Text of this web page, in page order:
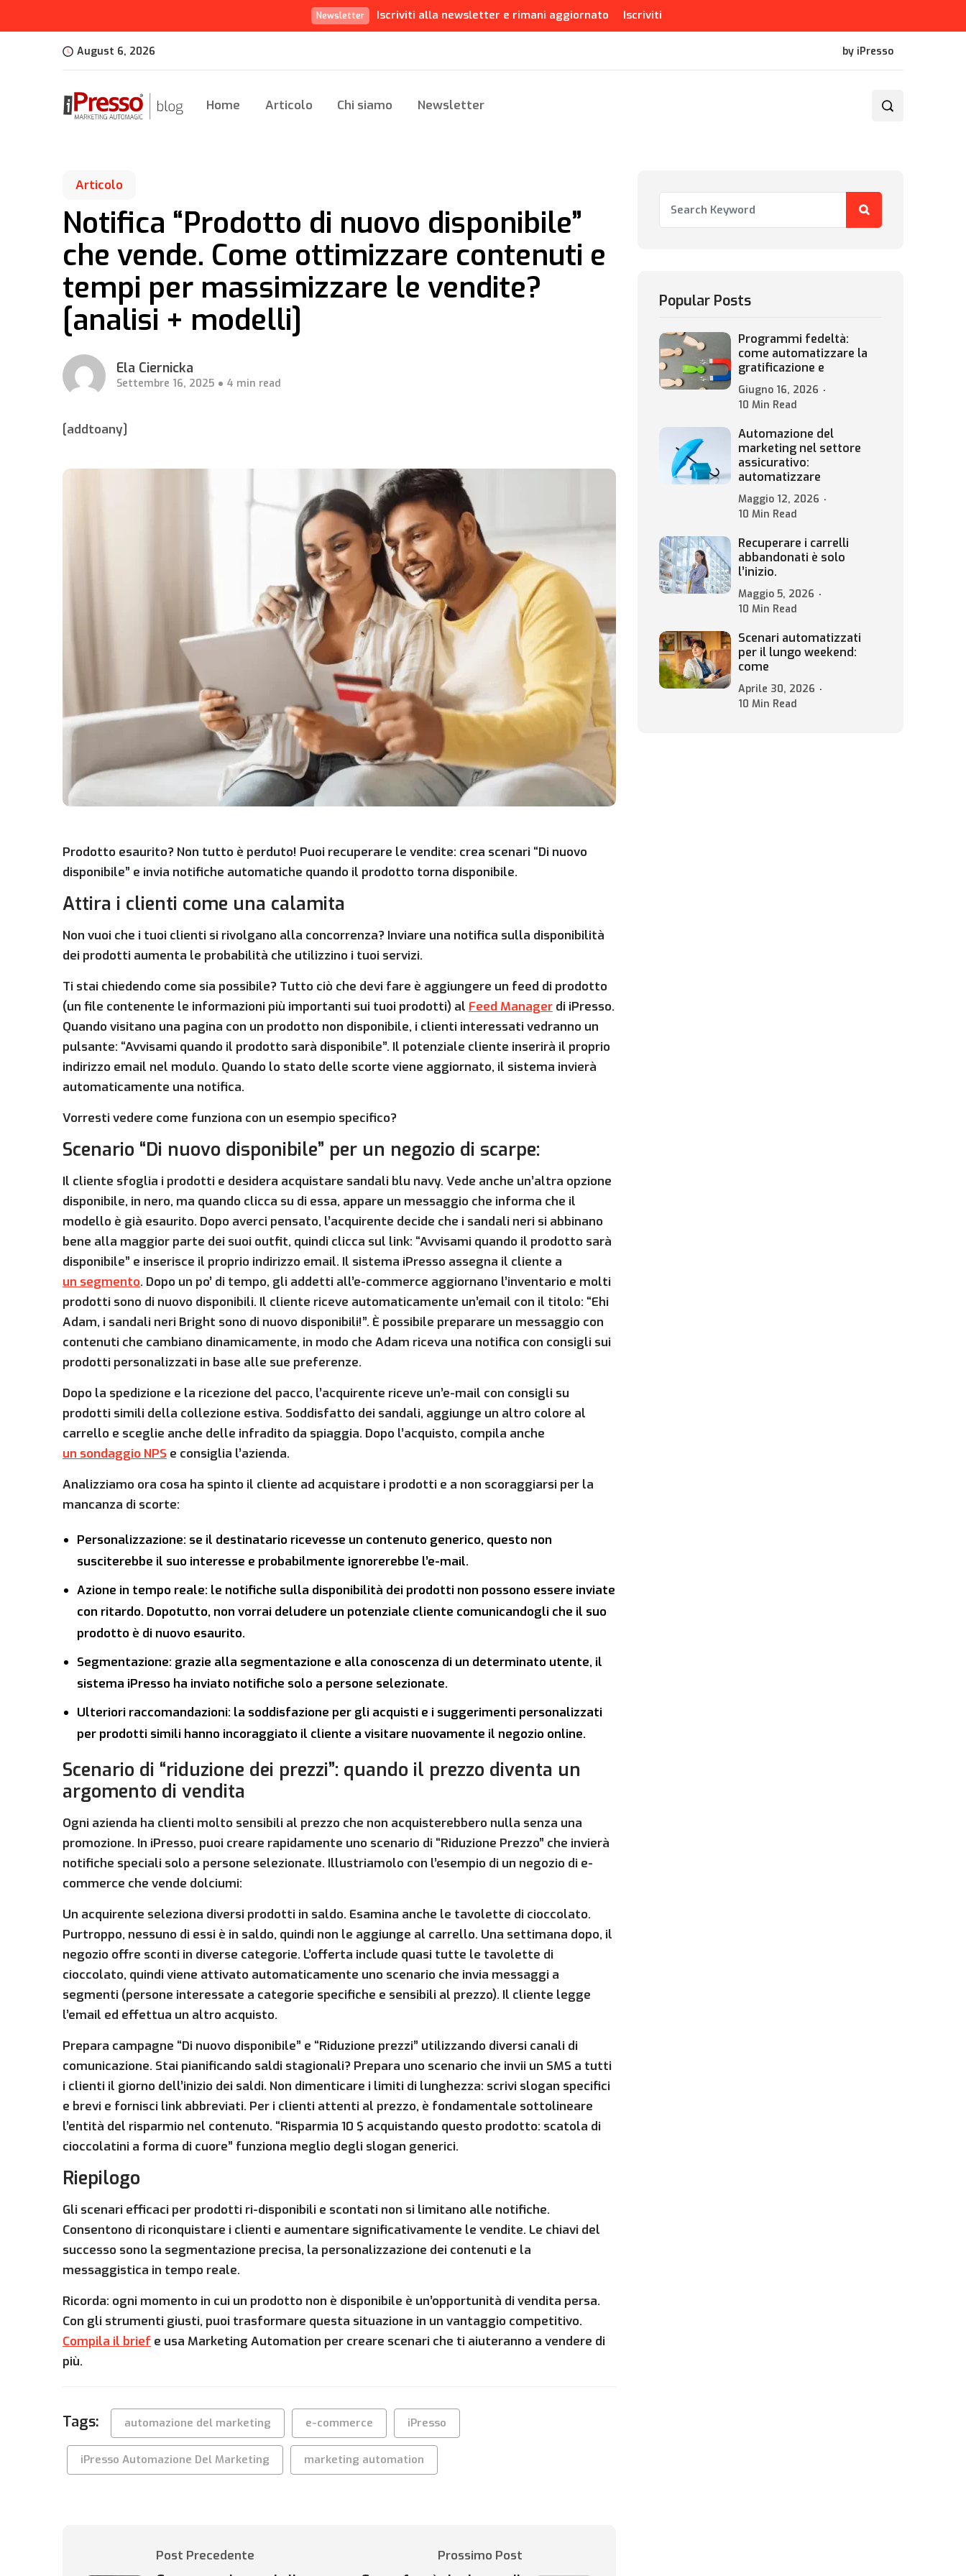
Newsletter Iscriviti alla newsletter e rimani aggiornato Iscriviti
August 6, 2026 by iPresso
Home Articolo Chi siamo Newsletter
Articolo
Notifica “Prodotto di nuovo disponibile”
che vende. Come ottimizzare contenuti e
tempi per massimizzare le vendite?
[analisi + modelli]
Ela Ciernicka
Settembre 16, 2025 4 min read
[addtoany]
Prodotto esaurito? Non tutto è perduto! Puoi recuperare le vendite: crea scenari “Di nuovo
disponibile” e invia notifiche automatiche quando il prodotto torna disponibile.
Attira i clienti come una calamita
Non vuoi che i tuoi clienti si rivolgano alla concorrenza? Inviare una notifica sulla disponibilità
dei prodotti aumenta le probabilità che utilizzino i tuoi servizi.
Ti stai chiedendo come sia possibile? Tutto ciò che devi fare è aggiungere un feed di prodotto
(un file contenente le informazioni più importanti sui tuoi prodotti) al Feed Manager di iPresso.
Quando visitano una pagina con un prodotto non disponibile, i clienti interessati vedranno un
pulsante: “Avvisami quando il prodotto sarà disponibile”. Il potenziale cliente inserirà il proprio
indirizzo email nel modulo. Quando lo stato delle scorte viene aggiornato, il sistema invierà
automaticamente una notifica.
Vorresti vedere come funziona con un esempio specifico?
Scenario “Di nuovo disponibile” per un negozio di scarpe:
Il cliente sfoglia i prodotti e desidera acquistare sandali blu navy. Vede anche un’altra opzione
disponibile, in nero, ma quando clicca su di essa, appare un messaggio che informa che il
modello è già esaurito. Dopo averci pensato, l’acquirente decide che i sandali neri si abbinano
bene alla maggior parte dei suoi outfit, quindi clicca sul link: “Avvisami quando il prodotto sarà
disponibile” e inserisce il proprio indirizzo email. Il sistema iPresso assegna il cliente a
un segmento. Dopo un po’ di tempo, gli addetti all’e-commerce aggiornano l’inventario e molti
prodotti sono di nuovo disponibili. Il cliente riceve automaticamente un’email con il titolo: “Ehi
Adam, i sandali neri Bright sono di nuovo disponibili!”. È possibile preparare un messaggio con
contenuti che cambiano dinamicamente, in modo che Adam riceva una notifica con consigli sui
prodotti personalizzati in base alle sue preferenze.
Dopo la spedizione e la ricezione del pacco, l’acquirente riceve un’e-mail con consigli su
prodotti simili della collezione estiva. Soddisfatto dei sandali, aggiunge un altro colore al
carrello e sceglie anche delle infradito da spiaggia. Dopo l’acquisto, compila anche
un sondaggio NPS e consiglia l’azienda.
Analizziamo ora cosa ha spinto il cliente ad acquistare i prodotti e a non scoraggiarsi per la
mancanza di scorte:
Personalizzazione: se il destinatario ricevesse un contenuto generico, questo non
susciterebbe il suo interesse e probabilmente ignorerebbe l’e-mail.
Azione in tempo reale: le notifiche sulla disponibilità dei prodotti non possono essere inviate
con ritardo. Dopotutto, non vorrai deludere un potenziale cliente comunicandogli che il suo
prodotto è di nuovo esaurito.
Segmentazione: grazie alla segmentazione e alla conoscenza di un determinato utente, il
sistema iPresso ha inviato notifiche solo a persone selezionate.
Ulteriori raccomandazioni: la soddisfazione per gli acquisti e i suggerimenti personalizzati
per prodotti simili hanno incoraggiato il cliente a visitare nuovamente il negozio online.
Scenario di “riduzione dei prezzi”: quando il prezzo diventa un
argomento di vendita
Ogni azienda ha clienti molto sensibili al prezzo che non acquisterebbero nulla senza una
promozione. In iPresso, puoi creare rapidamente uno scenario di “Riduzione Prezzo” che invierà
notifiche speciali solo a persone selezionate. Illustriamolo con l’esempio di un negozio di e-
commerce che vende dolciumi:
Un acquirente seleziona diversi prodotti in saldo. Esamina anche le tavolette di cioccolato.
Purtroppo, nessuno di essi è in saldo, quindi non le aggiunge al carrello. Una settimana dopo, il
negozio offre sconti in diverse categorie. L’offerta include quasi tutte le tavolette di
cioccolato, quindi viene attivato automaticamente uno scenario che invia messaggi a
segmenti (persone interessate a categorie specifiche e sensibili al prezzo). Il cliente legge
l’email ed effettua un altro acquisto.
Prepara campagne “Di nuovo disponibile” e “Riduzione prezzi” utilizzando diversi canali di
comunicazione. Stai pianificando saldi stagionali? Prepara uno scenario che invii un SMS a tutti
i clienti il giorno dell’inizio dei saldi. Non dimenticare i limiti di lunghezza: scrivi slogan specifici
e brevi e fornisci link abbreviati. Per i clienti attenti al prezzo, è fondamentale sottolineare
l’entità del risparmio nel contenuto. “Risparmia 10 $ acquistando questo prodotto: scatola di
cioccolatini a forma di cuore” funziona meglio degli slogan generici.
Riepilogo
Gli scenari efficaci per prodotti ri-disponibili e scontati non si limitano alle notifiche.
Consentono di riconquistare i clienti e aumentare significativamente le vendite. Le chiavi del
successo sono la segmentazione precisa, la personalizzazione dei contenuti e la
messaggistica in tempo reale.
Ricorda: ogni momento in cui un prodotto non è disponibile è un’opportunità di vendita persa.
Con gli strumenti giusti, puoi trasformare questa situazione in un vantaggio competitivo.
Compila il brief e usa Marketing Automation per creare scenari che ti aiuteranno a vendere di
più.
Tags: automazione del marketing e-commerce iPresso
iPresso Automazione Del Marketing marketing automation
Post Precedente Prossimo Post
Popular Posts
Programmi fedeltà:
come automatizzare la
gratificazione e
Giugno 16, 2026
10 Min Read
Automazione del
marketing nel settore
assicurativo:
automatizzare
Maggio 12, 2026
10 Min Read
Recuperare i carrelli
abbandonati è solo
l’inizio.
Maggio 5, 2026
10 Min Read
Scenari automatizzati
per il lungo weekend:
come
Aprile 30, 2026
10 Min Read